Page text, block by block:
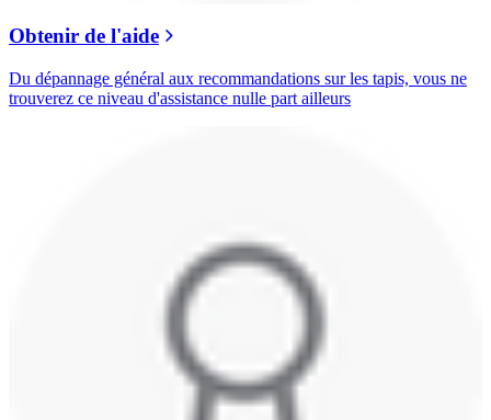
Obtenir de l'aide
Du dépannage général aux recommandations sur les tapis, vous ne
trouverez ce niveau d'assistance nulle part ailleurs